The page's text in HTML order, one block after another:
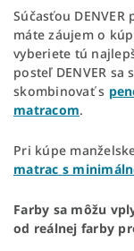
Súčasťou DENVER
máte záujem o
vyberiete tú
posteľ DENVER
skombinovať s
matracom.
Pri kúpe
matrac s
Farby sa môžu
od reálnej farby